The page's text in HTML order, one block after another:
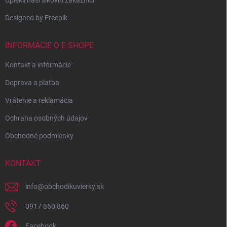
Designed by Freepik
INFORMÁCIE O E-SHOPE
Kontakt a informácie
Doprava a platba
Vrátenie a reklamácia
Ochrana osobných údajov
Obchodné podmienky
KONTAKT
info@obchodikuvierky.sk
0917 860 860